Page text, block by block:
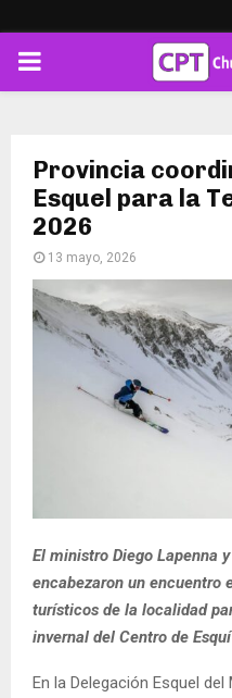
PRIMARY
Provincia
Esquel para la
2026
13 mayo, 2026
El ministro Diego Lapenna
encabezaron un encuentro
turísticos de la localidad
invernal del Centro de
En la Delegación Esquel